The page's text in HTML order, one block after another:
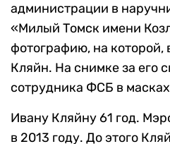
администрации в
«Милый Томск имени
фотографию, на которой,
Кляйн. На снимке за его
сотрудника ФСБ в
Ивану Кляйну 61 год.
в 2013 году. До этого